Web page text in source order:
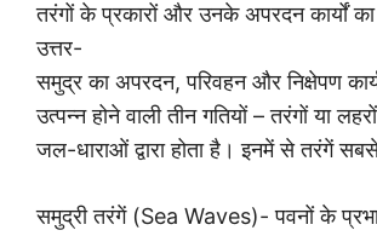
तरंगों के प्रकारों और उनके अपरदन कार्यों
उत्तर-
समुद्र का अपरदन, परिवहन और निक्षेपण
उत्पन्न होने वाली तीन गतियों – तरंगों या
जल-धाराओं द्वारा होता है। इनमें से तरंगें सबसे
समुद्री तरंगें (Sea Waves)- पवनों के